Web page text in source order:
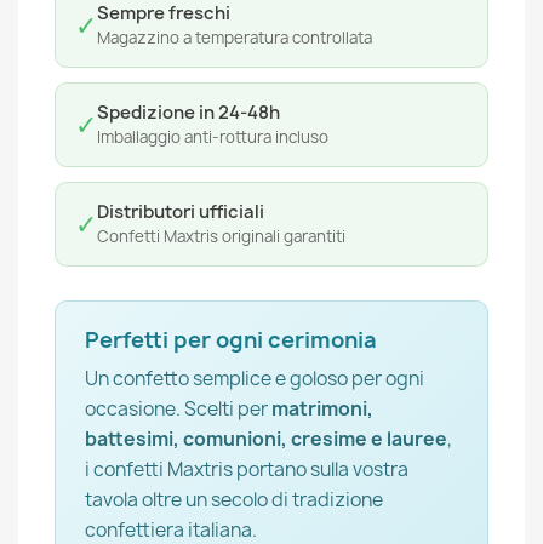
✓Sempre freschi
Magazzino a temperatura controllata
✓Spedizione in 24-48h
Imballaggio anti-rottura incluso
✓ Distributori ufficiali
Confetti Maxtris originali garantiti
Perfetti per ogni cerimonia
Un confetto semplice e goloso per ogni
occasione. Scelti permatrimoni,
battesimi, comunioni, cresime e lauree,
i confetti Maxtris portano sulla vostra
tavola oltre un secolo di tradizione
confettiera italiana.